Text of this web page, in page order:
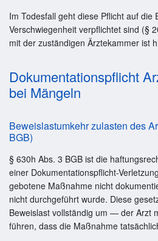
Im Todesfall geht diese Pflicht auf die
Verschwiegenheit verpflichtet sind (§
mit der zuständigen Ärztekammer ist
Dokumentationspflicht
bei Mängeln
Beweislastumkehr zulasten des
BGB)
§ 630h Abs. 3 BGB ist die
einer Dokumentationspflicht-
gebotene Maßnahme nicht
nicht durchgeführt wurde. Diese
Beweislast vollständig um — der Arzt
führen, dass die Maßnahme